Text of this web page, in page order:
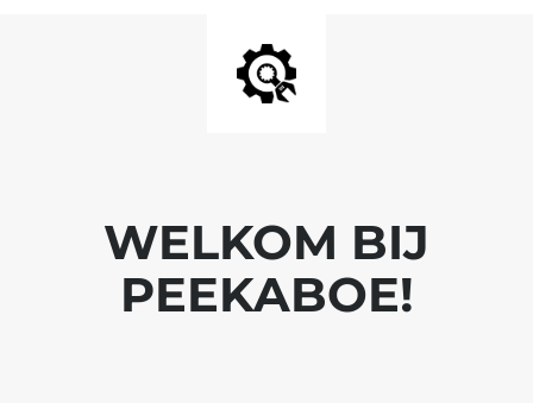
WELKOM BIJ
PEEKABOE!